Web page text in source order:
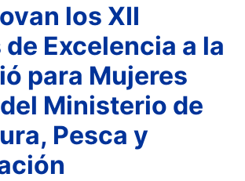
los XII
Excelencia a la
para Mujeres
Ministerio de
Pesca y